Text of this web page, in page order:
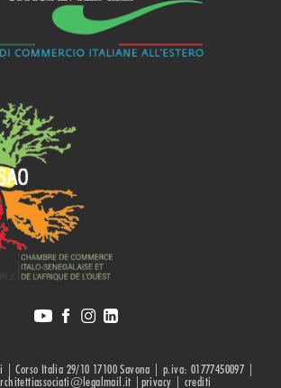
| Corso Italia 29/10 17100 Savona | p.iva: 01777450097 |
|privacy | crediti